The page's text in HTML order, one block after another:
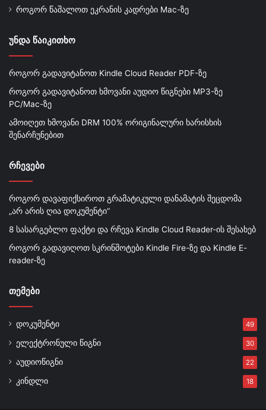
როგორ წაშალოთ ეკრანის კადრები Mac-ზე
უნდა წაიკითხო
როგორ გადავიტანოთ Kindle Cloud Reader PDF-ზე
როგორ გადავიტანოთ ხმოვანი აუდიო წიგნები MP3-ზე
PC/Mac-ზე
ამოიღეთ ხმოვანი DRM 100% ორიგინალური ხარისხის
შენარჩუნებით
რჩევები
როგორ დავაფიქსიროთ გრამატიკული დანამატის შეცდომა
„არ არის ღია დოკუმენტი“
8 სასარგებლო ფაქტი და რჩევა Kindle Cloud Reader-ის შესახებ
როგორ გადავიღოთ სკრინშოტები Kindle Fire-ზე და Kindle E-
reader-ზე
თემები
დოკუმენტი 49
ელექტრონული წიგნი 30
აუდიოწიგნი 22
კინდლი 18